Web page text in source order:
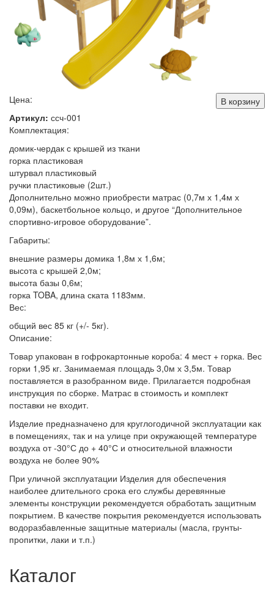
Цена:
В корзину
Артикул: ссч-001
Комплектация:
домик-чердак с крышей из ткани
горка пластиковая
штурвал пластиковый
ручки пластиковые (2шт.)
Дополнительно можно приобрести матрас (0,7м х 1,4м х
0,09м), баскетбольное кольцо, и другое “Дополнительное
спортивно-игровое оборудование”.
Габариты:
внешние размеры домика 1,8м х 1,6м;
высота с крышей 2,0м;
высота базы 0,6м;
горка TOBA, длина ската 1183мм.
Вес:
общий вес 85 кг (+/- 5кг).
Описание:
Товар упакован в гофрокартонные короба: 4 мест + горка. Вес
горки 1,95 кг. Занимаемая площадь 3,0м х 3,5м. Товар
поставляется в разобранном виде. Прилагается подробная
инструкция по сборке. Матрас в стоимость и комплект
поставки не входит.
Изделие предназначено для круглогодичной эксплуатации как
в помещениях, так и на улице при окружающей температуре
воздуха от -30°С до + 40°С и относительной влажности
воздуха не более 90%
При уличной эксплуатации Изделия для обеспечения
наиболее длительного срока его службы деревянные
элементы конструкции рекомендуется обработать защитным
покрытием. В качестве покрытия рекомендуется использовать
водоразбавленные защитные материалы (масла, грунты-
пропитки, лаки и т.п.)
Каталог